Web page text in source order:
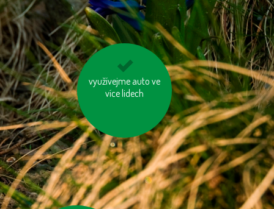
využívejme auto ve
více lidech
vypínejme el.
spotřebiče (TV, PC